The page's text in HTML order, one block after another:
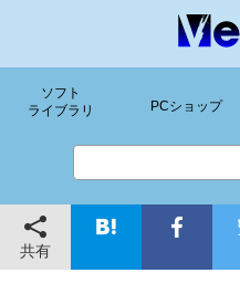
ソフト
ライブラリ
PCショップ
共有